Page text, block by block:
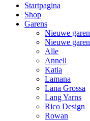
Startpagina
Shop
Garens
Nieuwe
Nieuwe
Alle
Annell
Katia
Lamana
Lana Grossa
Lang Yarns
Rico Design
Rowan